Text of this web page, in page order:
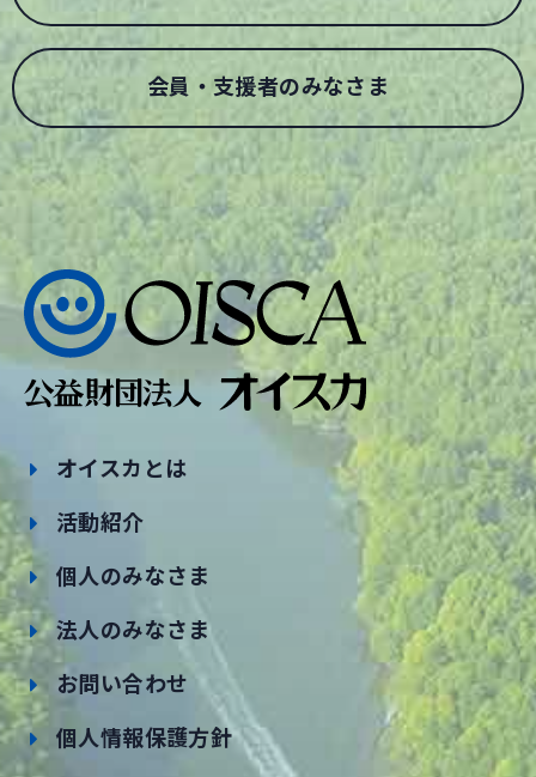
会員・支援者のみなさま
オイスカとは
活動紹介
個人のみなさま
法人のみなさま
お問い合わせ
個人情報保護方針